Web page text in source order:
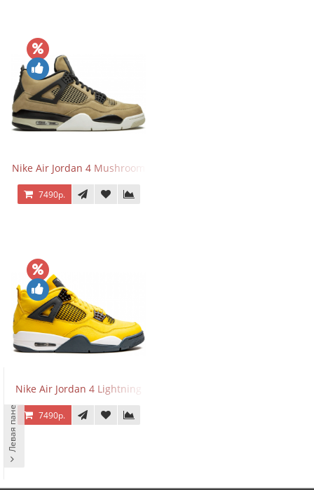
Nike Air Jordan 4 Mushroom
7490р.
Nike Air Jordan 4 Lightning
7490р.
Левая панель